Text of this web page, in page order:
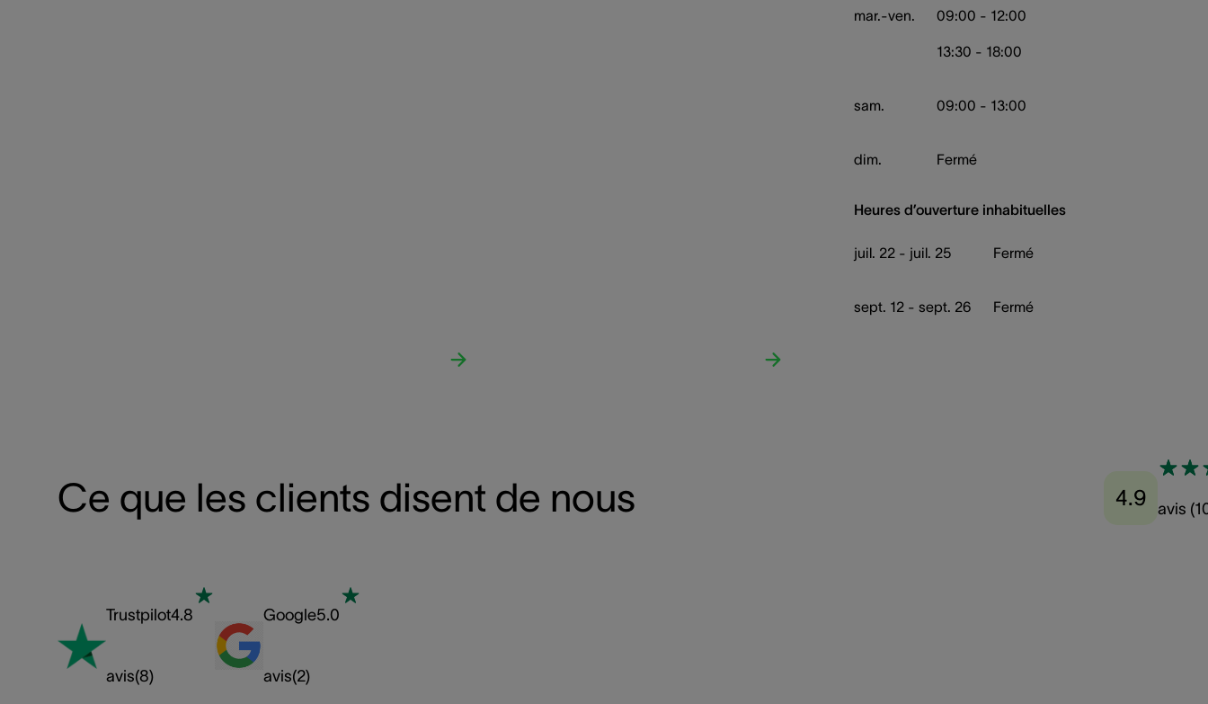
mar.-ven. 09:00 - 12:00
13:30 - 18:00
sam. 09:00 - 13:00
dim. Fermé
Heures d’ouverture inhabituelles
juil. 22 - juil. 25 Fermé
sept. 12 - sept. 26 Fermé
Ce que les clients disent de nous 4.9 avis (
Trustpilot4.8
avis(8)
Google5.0
avis(2)